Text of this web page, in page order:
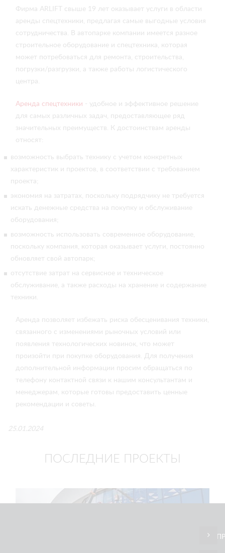
Фирма ARLIFT свыше 19 лет оказывает услуги в области
аренды спецтехники, предлагая самые выгодные условия
сотрудничества. В автопарке компании имеется разное
строительное оборудование и спецтехника, которая
может потребоваться для ремонта, строительства,
погрузки/разгрузки, а также работы логистического
центра.
Аренда спецтехники - удобное и эффективное решение
для самых различных задач, предоставляющее ряд
значительных преимуществ. К достоинствам аренды
относят:
возможность выбрать технику с учетом конкретных
характеристик и проектов, в соответствии с требованием
проекта;
экономия на затратах, поскольку подрядчику не требуется
искать денежные средства на покупку и обслуживание
оборудования;
возможность использовать современное оборудование,
поскольку компания, которая оказывает услуги, постоянно
обновляет свой автопарк;
отсутствие затрат на сервисное и техническое
обслуживание, а также расходы на хранение и содержание
техники.
Аренда позволяет избежать риска обесценивания техники,
связанного с изменениями рыночных условий или
появления технологических новинок, что может
произойти при покупке оборудования. Для получения
дополнительной информации просим обращаться по
телефону контактной связи к нашим консультантам и
менеджерам, которые готовы предоставить ценные
рекомендации и советы.
25.01.2024
ПОСЛЕДНИЕ ПРОЕКТЫ